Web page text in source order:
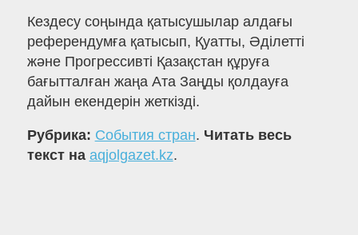
Кездесу соңында қатысушылар алдағы
референдумға қатысып, Қуатты, Әділетті
және Прогрессивті Қазақстан құруға
бағытталған жаңа Ата Заңды қолдауға
дайын екендерін жеткізді.
Рубрика: События стран. Читать весь
текст на aqjolgazet.kz.